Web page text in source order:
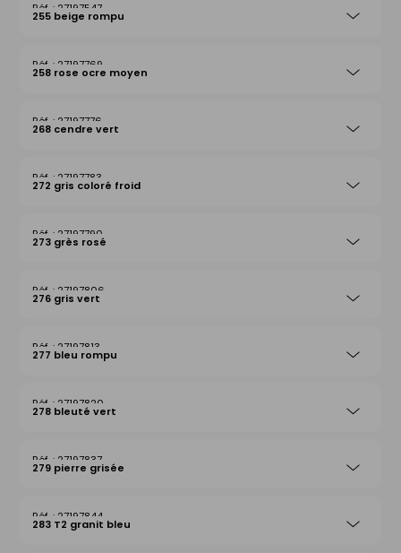
27197547
255 beige rompu
27197769
258 rose ocre moyen
27197776
268 cendre vert
27197783
272 gris coloré froid
27197790
273 grès rosé
27197806
276 gris vert
27197813
277 bleu rompu
27197820
278 bleuté vert
27197837
279 pierre grisée
27197844
283 T2 granit bleu